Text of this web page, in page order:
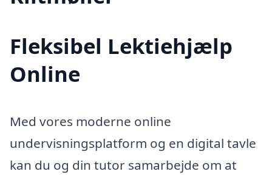
Fleksibel Lektiehjælp
Online
Med vores moderne online
undervisningsplatform og en digital tavle
kan du og din tutor samarbejde om at